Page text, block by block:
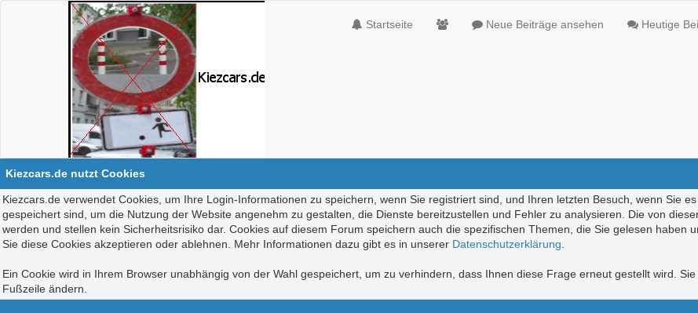
Startseite Neue Beiträge ansehen Heutige
Kiezcars.de nutzt Cookies
Kiezcars.de verwendet Cookies, um Ihre Login-Informationen zu speichern, wenn Sie registriert sind, und Ihren letzten Besuch, wenn Sie
gespeichert sind, um die Nutzung der Website angenehm zu gestalten, die Dienste bereitzustellen und Fehler zu analysieren. Die von
werden und stellen kein Sicherheitsrisiko dar. Cookies auf diesem Forum speichern auch die spezifischen Themen, die Sie gelesen haben
Sie diese Cookies akzeptieren oder ablehnen. Mehr Informationen dazu gibt es in unserer Datenschutzerklärung
Ein Cookie wird in Ihrem Browser unabhängig von der Wahl gespeichert, um zu verhindern, dass Ihnen diese Frage erneut gestellt wird.
Fußzeile ändern.